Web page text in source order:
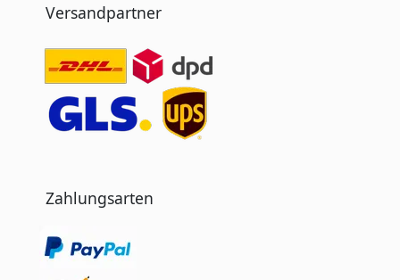
Versandpartner
Zahlungsarten